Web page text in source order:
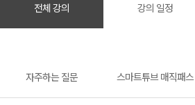
전체 강의 강의 일정
자주하는 질문 스마트튜브 매직패스